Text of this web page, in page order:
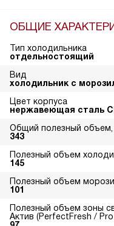
ОБЩИЕ
Тип холодильника
отдельностоящий
Вид
холодильник с
Цвет корпуса
нержавеющая сталь
Общий полезный объем,
343
Полезный объем
145
Полезный объем
101
Полезный объем зоны
Актив (PerfectFresh /